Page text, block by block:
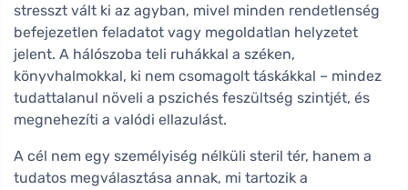
stresszt vált ki az agyban, mivel minden rendetlenség
befejezetlen feladatot vagy megoldatlan helyzetet
jelent. A hálószoba teli ruhákkal a széken,
könyvhalmokkal, ki nem csomagolt táskákkal – mindez
tudattalanul növeli a pszichés feszültség szintjét, és
megnehezíti a valódi ellazulást.
A cél nem egy személyiség nélküli steril tér, hanem a
tudatos megválasztása annak, mi tartozik a